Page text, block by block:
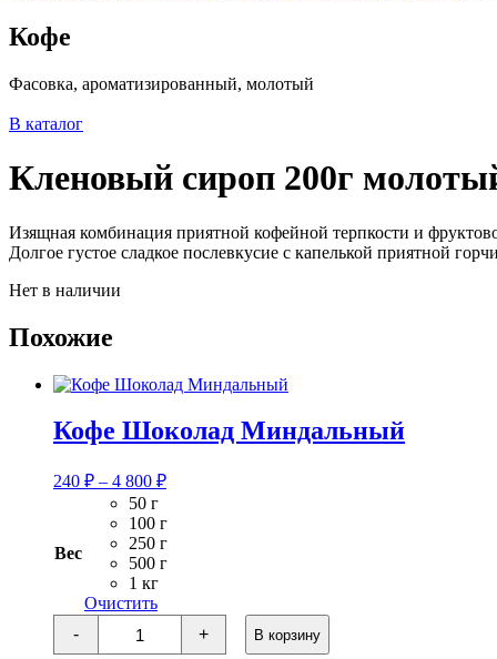
Кофе
Фасовка, ароматизированный, молотый
В каталог
Кленовый сироп 200г
Изящная комбинация приятной кофейной терпкости и
Долгое густое сладкое послевкусие с капелькой приятной
Нет в наличии
Похожие
Кофе Шоколад Миндальный
240 ₽ – 4 800 ₽Диапазон
240 ₽
–
4
Вес
50 г
100 г
250 г
500 г
1 кг
Очистить
-
Количество
товара
+ В корзину